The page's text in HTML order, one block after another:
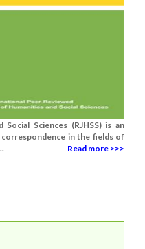
Sciences (RJHSS) is an
in the fields of
Read more >>>